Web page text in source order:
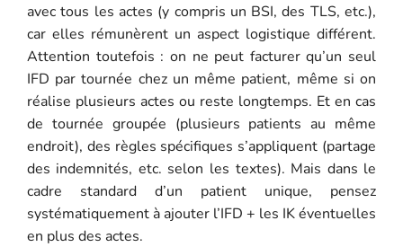
avec tous les actes (y compris un BSI, des TLS, etc.),
car elles rémunèrent un aspect logistique différent.
Attention toutefois : on ne peut facturer qu’un seul
IFD par tournée chez un même patient, même si on
réalise plusieurs actes ou reste longtemps. Et en cas
de tournée groupée (plusieurs patients au même
endroit), des règles spécifiques s’appliquent (partage
des indemnités, etc. selon les textes). Mais dans le
cadre standard d’un patient unique, pensez
systématiquement à ajouter l’IFD + les IK éventuelles
en plus des actes.